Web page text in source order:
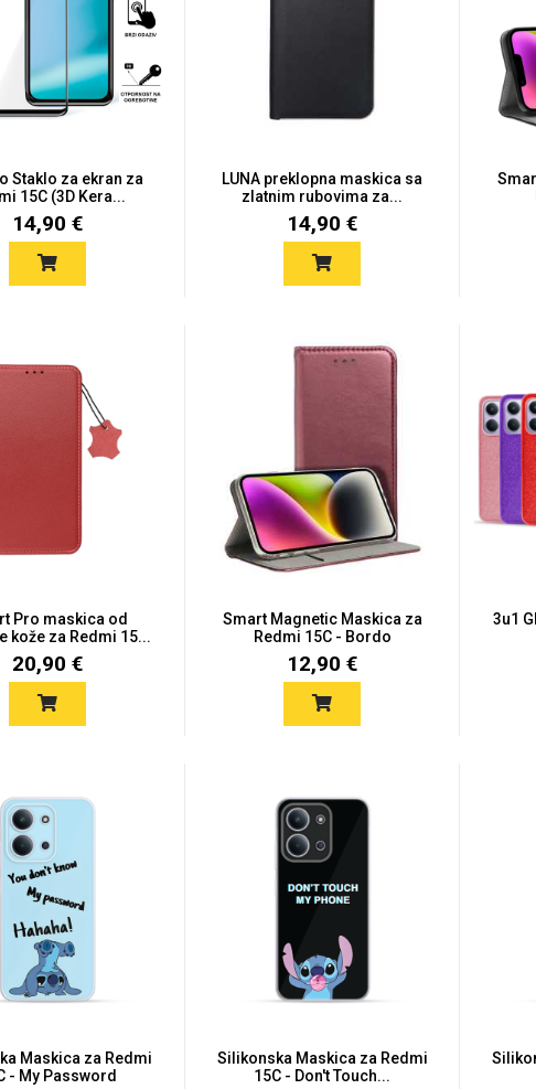
Staklo za ekran za
15C (3D Kera...
14,90 €
LUNA preklopna maskica sa
zlatnim rubovima za...
14,90 €
Pro maskica od
kože za Redmi 15...
20,90 €
Smart Magnetic Maskica za
Redmi 15C - Bordo
12,90 €
3u1
Maskica za Redmi
- My Password
Silikonska Maskica za Redmi
15C - Don't Touch...